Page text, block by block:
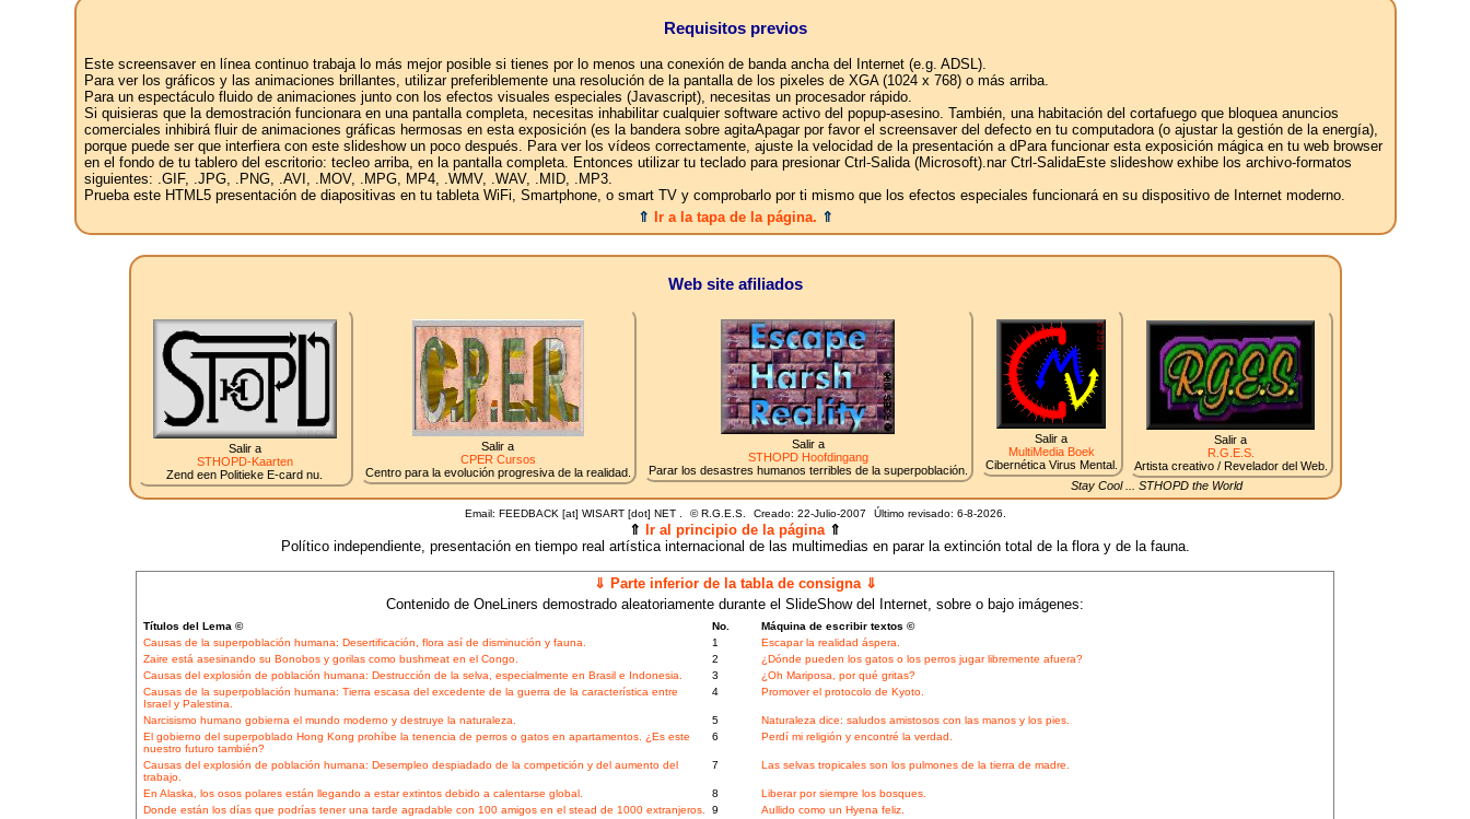
Requisitos previos
Este screensaver en línea continuo trabaja lo más mejor posible si tienes por lo menos una conexión de banda ancha del Internet (e.g. ADSL).
Para ver los gráficos y las animaciones brillantes, utilizar preferiblemente una resolución de la pantalla de los pixeles de XGA (1024 x 768) o más arriba.
Para un espectáculo fluido de animaciones junto con los efectos visuales especiales (Javascript), necesitas un procesador rápido.
Si quisieras que la demostración funcionara en una pantalla completa, necesitas inhabilitar cualquier software activo del popup-asesino. También, una habitación del cortafuego que bloquea anuncios
comerciales inhibirá fluir de animaciones gráficas hermosas en esta exposición (es la bandera sobre agitaApagar por favor el screensaver del defecto en tu computadora (o ajustar la gestión de la energía),
porque puede ser que interfiera con este slideshow un poco después. Para ver los vídeos correctamente, ajuste la velocidad de la presentación a dPara funcionar esta exposición mágica en tu web browser
en el fondo de tu tablero del escritorio: tecleo arriba, en la pantalla completa. Entonces utilizar tu teclado para presionar Ctrl-Salida (Microsoft).nar Ctrl-SalidaEste slideshow exhibe los archivo-formatos
siguientes: .GIF, .JPG, .PNG, .AVI, .MOV, .MPG, MP4, .WMV, .WAV, .MID, .MP3.
Prueba este HTML5 presentación de diapositivas en tu tableta WiFi, Smartphone, o smart TV y comprobarlo por ti mismo que los efectos especiales funcionará en su dispositivo de Internet moderno.
⇑
Ir a la tapa de la página. ⇑
Web site afiliados
Salir a
STHOPD-Kaarten
Zend een Politieke E-card nu.
Salir a
CPER Cursos
Centro para la evolución progresiva de la realidad.
Salir a
STHOPD Hoofdingang
Parar los desastres humanos terribles de la superpoblación.
Salir a
MultiMedia Boek
Cibernética Virus Mental.
Salir a
R.G.E.S.
Artista creativo / Revelador del Web.
Stay Cool ... STHOPD the World
Email: FEEDBACK [at] WISART [dot] NET . ©R.G.E.S. Creado: 22-Julio-2007 Último revisado: 6-8-2026.
⇑ Ir al principio de la página⇑
Político independiente, presentación en tiempo real artística internacional de las multimedias en parar la extinción total de la flora y de la fauna.
⇓ Parte inferior de la tabla de consigna ⇓
Contenido de OneLiners demostrado aleatoriamente durante el SlideShow del Internet, sobre o bajo imágenes:
Títulos del Lema © No.
Máquina de escribir textos ©
Causas de la superpoblación humana: Desertificación, flora así de disminución y fauna.
1
Escapar la realidad áspera.
Zaire está asesinando su Bonobos y gorilas como bushmeat en el Congo.
2
¿Dónde pueden los gatos o los perros jugar libremente afuera?
Causas del explosión de población humana: Destrucción de la selva, especialmente en Brasil e Indonesia.
3
¿Oh Mariposa, por qué gritas?
Causas de la superpoblación humana: Tierra escasa del excedente de la guerra de la característica entre
Israel y Palestina.
4 Promover el protocolo de Kyoto.
Narcisismo humano gobierna el mundo moderno y destruye la naturaleza. 5
Naturaleza dice: saludos amistosos con las manos y los pies.
El gobierno del superpoblado Hong Kong prohíbe la tenencia de perros o gatos en apartamentos. ¿Es este
nuestro futuro también?
6 Perdí mi religión y encontré la verdad.
Causas del explosión de población humana: Desempleo despiadado de la competición y del aumento del
trabajo.
7 Las selvas tropicales son los pulmones de la tierra de madre.
En Alaska, los osos polares están llegando a estar extintos debido a calentarse global. 8
Liberar por siempre los bosques.
Donde están los días que podrías tener una tarde agradable con 100 amigos en el stead de 1000 extranjeros.
9
Aullido como un Hyena feliz.